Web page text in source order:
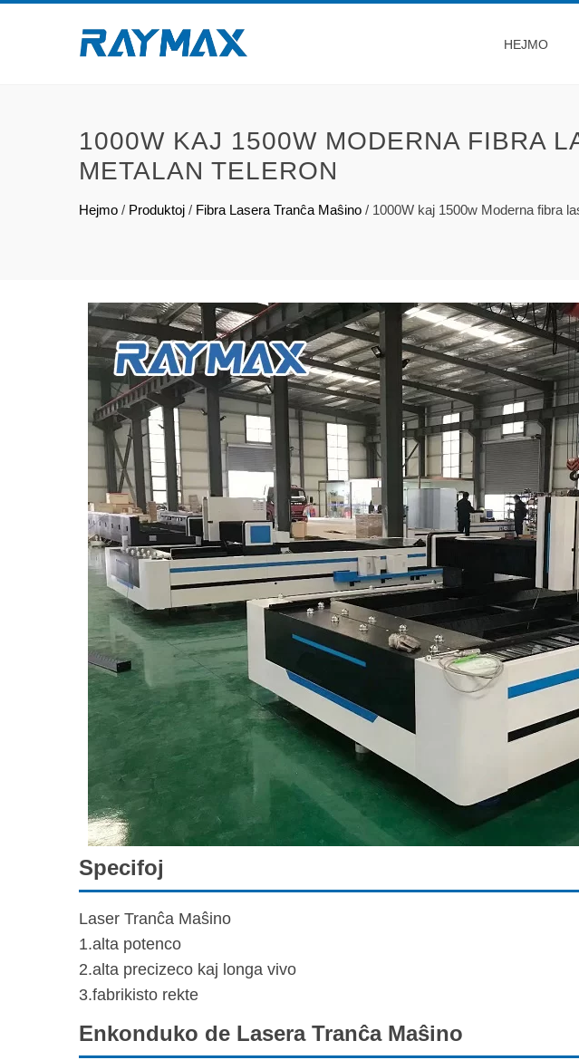
HEJMO
1000W KAJ 1500W MODERNA FIBRA
METALAN TELERON
Hejmo / Produktoj / Fibra Lasera Tranĉa Maŝino / 1000W kaj 1500w Moderna fibra
Specifoj
Laser Tranĉa Maŝino
1.alta potenco
2.alta precizeco kaj longa vivo
3.fabrikisto rekte
Enkonduko de Lasera Tranĉa Maŝino